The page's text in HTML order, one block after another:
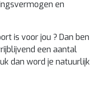
en
is voor jou ? Dan ben
een aantal
dan word je natuurlijk